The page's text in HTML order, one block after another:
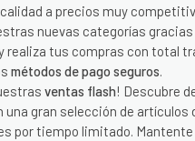
a precios muy
nuevas categorías
realiza tus compras con total
métodos de pago seguros.
ventas flash! Descubre
una gran selección de artículos
por tiempo limitado.